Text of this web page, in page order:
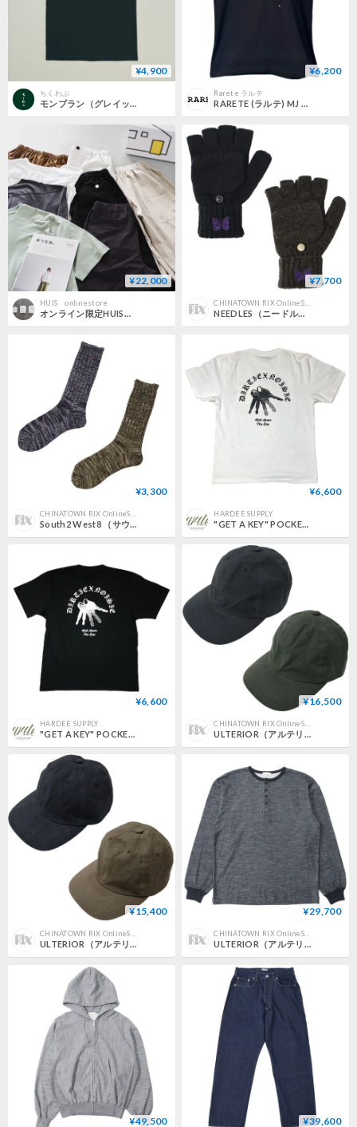
¥4,900
ちくわぶ
モンブラン（グレイッシュグリーン）
¥6,200
Rarete ラルテ
RARETE (ラルテ) MJ プリント ラインストーン Tシャツ
¥22,000
HUIS onlinestore
オンライン限定HUISサマー福袋（8月5日19:00販売スタート）
¥7,700
CHINATOWN RIX OnlineStore
NEEDLES（ニードルス）"Convertible Grove - Shetland Wool"
¥3,300 ¥6,600
HARDEE SUPPLY
"GET A KEY" POCKET T-SHIRT WHITE
¥6,600
HARDEE SUPPLY
"GET A KEY" POCKET T-SHIRT BLACK
¥16,500
CHINATOWN RIX OnlineStore
ULTERIOR（アルテリア）"WAXED WEATHER 6 PANELED CAP"
¥15,400
ULTERIOR（アルテリア）"FADED CORKSCREW TWILL 6 PANELED CAP"
¥29,700
CHINATOWN RIX OnlineStore
ULTERIOR（アルテリア）"W/C HONEYCOMB HENLEY-NECK TOP"
¥49,500 ¥39,600